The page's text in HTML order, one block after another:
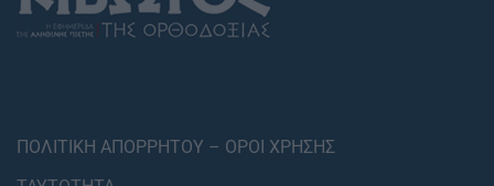
ΠΟΛΙΤΙΚΗ ΑΠΟΡΡΗΤΟΥ – ΟΡΟΙ ΧΡΗΣΗΣ